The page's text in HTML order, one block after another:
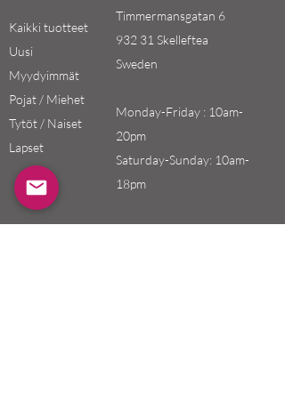
Kaikki tuotteet
Uusi
Myydyimmät
Pojat / Miehet
Tytöt / Naiset
Lapset
Timmermansgatan 6
932 31 Skelleftea
Sweden
Monday-Friday : 10am-
20pm
Saturday-Sunday: 10am-
18pm